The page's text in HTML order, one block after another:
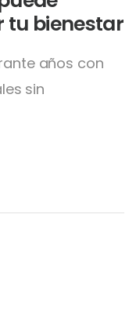
tu bienestar
años con
sin